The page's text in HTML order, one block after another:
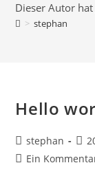
Dieser Autor
> stephan
Hello
Beitrags-
Autor:
stephan
Beitrags-
Ein